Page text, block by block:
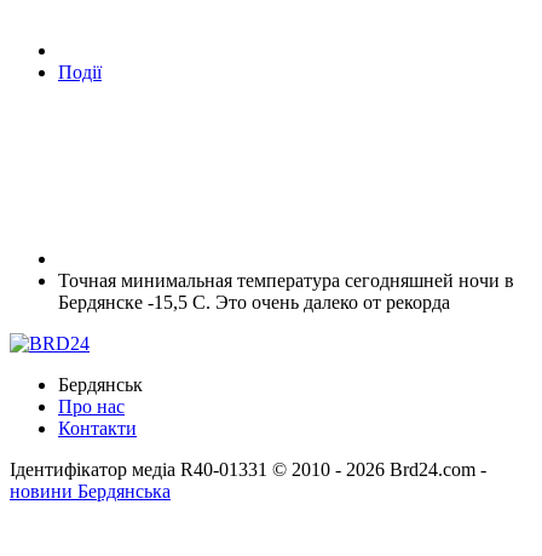
Події
Точная минимальная температура сегодняшней ночи в
Бердянске -15,5 С. Это очень далеко от рекорда
Бердянськ
Про нас
Контакти
Ідентифікатор медіа R40-01331 © 2010 - 2026 Brd24.com -
новини Бердянська